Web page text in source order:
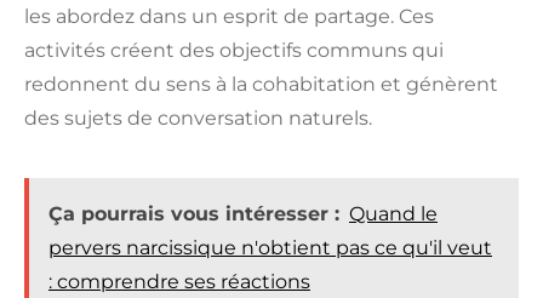
les abordez dans un esprit de partage. Ces
activités créent des objectifs communs qui
redonnent du sens à la cohabitation et génèrent
des sujets de conversation naturels.
Ça pourrais vous intéresser : Quand le
pervers narcissique n'obtient pas ce qu'il veut
: comprendre ses réactions